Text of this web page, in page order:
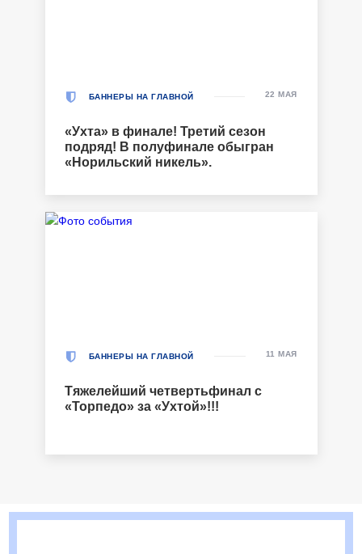
БАННЕРЫ НА ГЛАВНОЙ
«Ухта» в финале! Третий сезон
подряд! В полуфинале обыгран
«Норильский никель».
22 МАЯ
БАННЕРЫ НА ГЛАВНОЙ
Тяжелейший четвертьфинал с
«Торпедо» за «Ухтой»!!!
11 МАЯ